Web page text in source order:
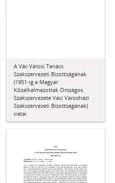
A Vác Városi Tanács
Szakszervezeti Bizottságának
(1951-ig a Magyar
Közalkalmazottak Országos
Szakszervezete Váci Városházi
Szakszervezeti Bizottságának)
iratai